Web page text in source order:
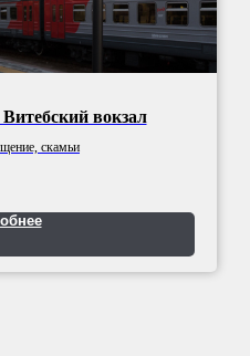
вокзал
скамьи